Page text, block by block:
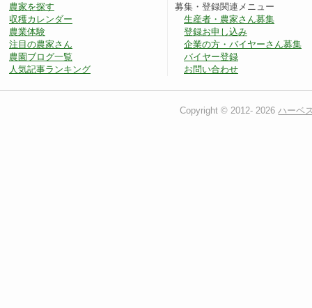
農家を探す
収穫カレンダー
農業体験
注目の農家さん
農園ブログ一覧
人気記事ランキング
募集・登録関連メニュー
生産者・農家さん募集
登録お申し込み
企業の方・バイヤーさん募集
バイヤー登録
お問い合わせ
Copyright © 2012- 2026 ハーベ